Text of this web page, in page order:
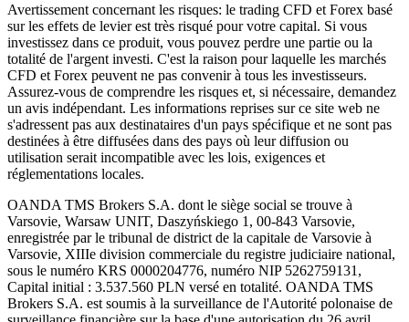
Avertissement concernant les risques: le trading CFD et Forex basé
sur les effets de levier est très risqué pour votre capital. Si vous
investissez dans ce produit, vous pouvez perdre une partie ou la
totalité de l'argent investi. C'est la raison pour laquelle les marchés
CFD et Forex peuvent ne pas convenir à tous les investisseurs.
Assurez-vous de comprendre les risques et, si nécessaire, demandez
un avis indépendant. Les informations reprises sur ce site web ne
s'adressent pas aux destinataires d'un pays spécifique et ne sont pas
destinées à être diffusées dans des pays où leur diffusion ou
utilisation serait incompatible avec les lois, exigences et
réglementations locales.
OANDA TMS Brokers S.A. dont le siège social se trouve à
Varsovie, Warsaw UNIT, Daszyńskiego 1, 00-843 Varsovie,
enregistrée par le tribunal de district de la capitale de Varsovie à
Varsovie, XIIIe division commerciale du registre judiciaire national,
sous le numéro KRS 0000204776, numéro NIP 5262759131,
Capital initial : 3.537.560 PLN versé en totalité. OANDA TMS
Brokers S.A. est soumis à la surveillance de l'Autorité polonaise de